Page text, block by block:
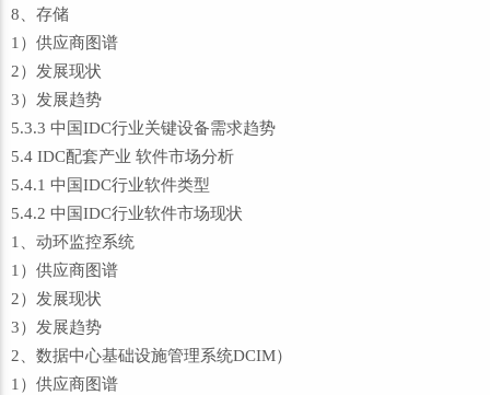
8、存储
1）供应商图谱
2）发展现状
3）发展趋势
5.3.3 中国IDC行业关键设备需求趋势
5.4 IDC配套产业 软件市场分析
5.4.1 中国IDC行业软件类型
5.4.2 中国IDC行业软件市场现状
1、动环监控系统
1）供应商图谱
2）发展现状
3）发展趋势
2、数据中心基础设施管理系统DCIM）
1）供应商图谱